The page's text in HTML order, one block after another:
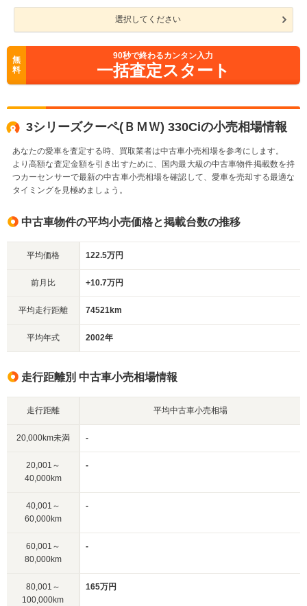
選択してください
無
料
90秒で終わるカンタン入力
一括査定スタート
3シリーズクーペ(ＢＭＷ) 330Ciの小売相場情報
あなたの愛車を査定する時、買取業者は中古車小売相場を参考にします。
より高額な査定金額を引き出すために、国内最大級の中古車物件掲載数を持
つカーセンサーで最新の中古車小売相場を確認して、愛車を売却する最適な
タイミングを見極めましょう。
中古車物件の平均小売価格と掲載台数の推移
平均価格 122.5万円
前月比 +10.7万円
平均走行距離 74521km
平均年式 2002年
走行距離別 中古車小売相場情報
走行距離 平均中古車小売相場
20,000km未満 -
20,001～
40,000km
-
40,001～
60,000km
-
60,001～
80,000km
-
80,001～
100,000km
165万円